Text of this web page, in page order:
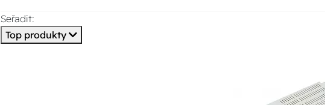
Seřadit:
Top produkty